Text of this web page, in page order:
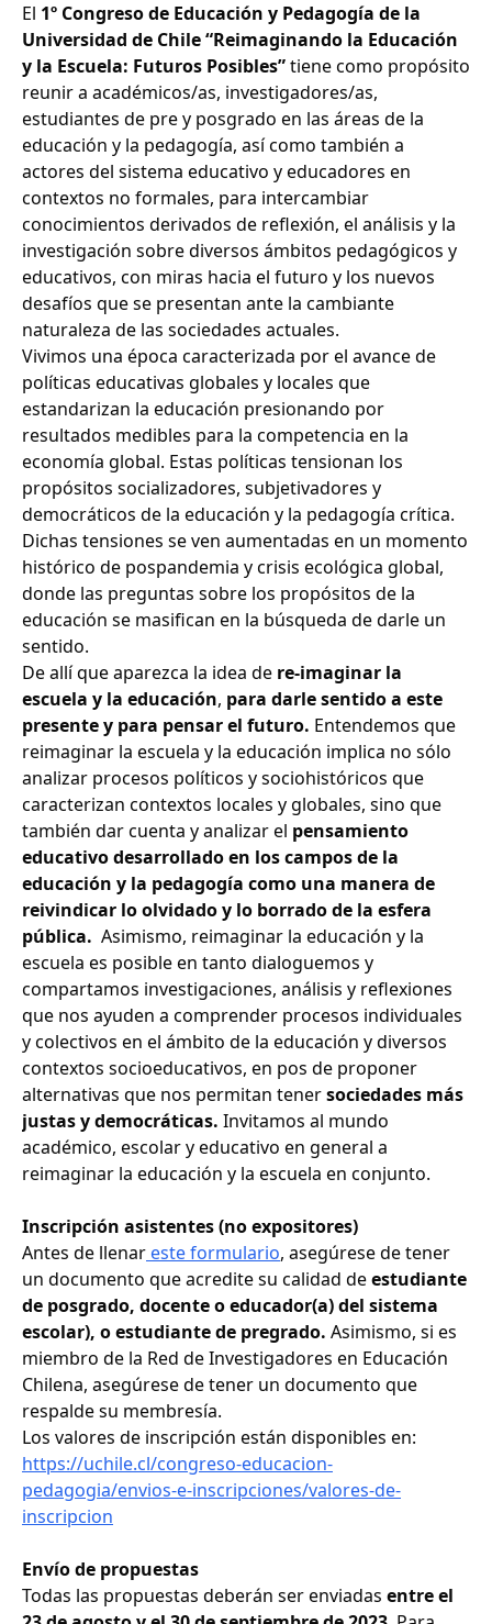
El 1º Congreso de Educación y Pedagogía de la
Universidad de Chile “Reimaginando la Educación
y la Escuela: Futuros Posibles”tiene como propósito
reunir a académicos/as, investigadores/as,
estudiantes de pre y posgrado en las áreas de la
educación y la pedagogía, así como también a
actores del sistema educativo y educadores en
contextos no formales, para intercambiar
conocimientos derivados de reflexión, el análisis y la
investigación sobre diversos ámbitos pedagógicos y
educativos, con miras hacia el futuro y los nuevos
desafíos que se presentan ante la cambiante
naturaleza de las sociedades actuales.
Vivimos una época caracterizada por el avance de
políticas educativas globales y locales que
estandarizan la educación presionando por
resultados medibles para la competencia en la
economía global. Estas políticas tensionan los
propósitos socializadores, subjetivadores y
democráticos de la educación y la pedagogía crítica.
Dichas tensiones se ven aumentadas en un momento
histórico de pospandemia y crisis ecológica global,
donde las preguntas sobre los propósitos de la
educación se masifican en la búsqueda de darle un
sentido.
De allí que aparezca la idea de re-imaginar la
escuela y la educación, para darle sentido a este
presente y para pensar el futuro. Entendemos que
reimaginar la escuela y la educación implica no sólo
analizar procesos políticos y sociohistóricos que
caracterizan contextos locales y globales, sino que
también dar cuenta y analizar el pensamiento
educativo desarrollado en los campos de la
educación y la pedagogía como una manera de
reivindicar lo olvidado y lo borrado de la esfera
pública. Asimismo, reimaginar la educación y la
escuela es posible en tanto dialoguemos y
compartamos investigaciones, análisis y reflexiones
que nos ayuden a comprender procesos individuales
y colectivos en el ámbito de la educación y diversos
contextos socioeducativos, en pos de proponer
alternativas que nos permitan tenersociedades más
justas y democráticas. Invitamos al mundo
académico, escolar y educativo en general a
reimaginar la educación y la escuela en conjunto.
Inscripción asistentes (no expositores)
Antes de llenar este formulario, asegúrese de tener
un documento que acredite su calidad deestudiante
de posgrado, docente o educador(a) del sistema
escolar), o estudiante de pregrado. Asimismo, si es
miembro de la Red de Investigadores en Educación
Chilena, asegúrese de tener un documento que
respalde su membresía.
Los valores de inscripción están disponibles en:
https://uchile.cl/congreso-educacion-
pedagogia/envios-e-inscripciones/valores-de-
inscripcion
Envío de propuestas
Todas las propuestas deberán ser enviadas entre el